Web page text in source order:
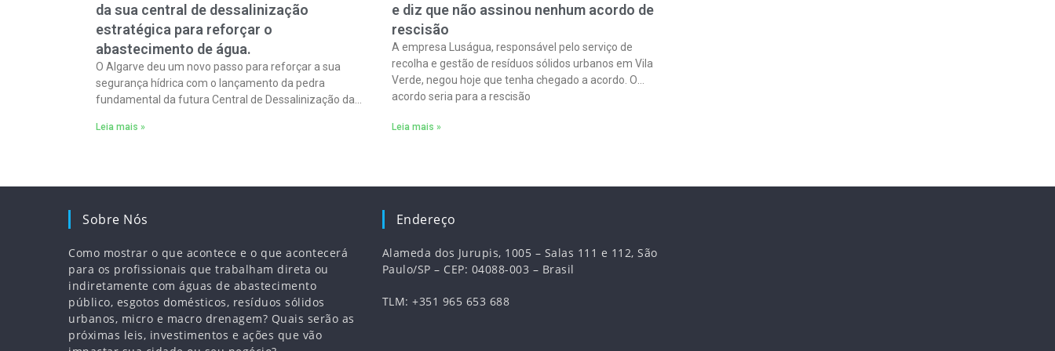
da sua central de dessalinização
estratégica para reforçar o
abastecimento de água.
O Algarve deu um novo passo para reforçar a sua
segurança hídrica com o lançamento da pedra
fundamental da futura Central de Dessalinização da
Leia mais »
e diz que não assinou nenhum acordo de
rescisão
A empresa Luságua, responsável pelo serviço de
recolha e gestão de resíduos sólidos urbanos em Vila
Verde, negou hoje que tenha chegado a acordo. O
acordo seria para a rescisão
Leia mais »
Sobre Nós
Como mostrar o que acontece e o que acontecerá
para os profissionais que trabalham direta ou
indiretamente com águas de abastecimento
público, esgotos domésticos, resíduos sólidos
urbanos, micro e macro drenagem? Quais serão as
próximas leis, investimentos e ações que vão
Endereço
Alameda dos Jurupis, 1005 – Salas 111 e 112, São
Paulo/SP – CEP: 04088-003 – Brasil
TLM: +351 965 653 688